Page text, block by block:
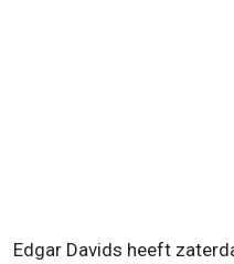
Edgar Davids heeft